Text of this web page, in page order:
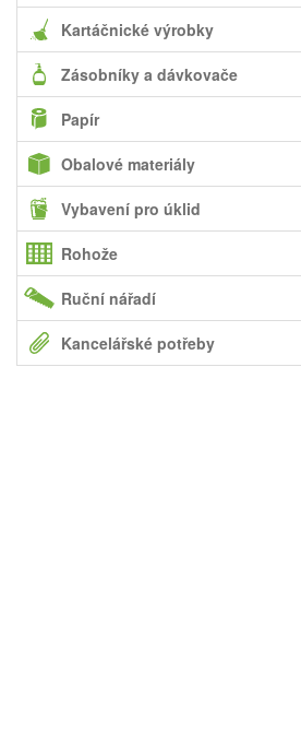
Kartáčnické výrobky
Zásobníky a dávkovače
Papír
Obalové materiály
Vybavení pro úklid
Rohože
Ruční nářadí
Kancelářské potřeby